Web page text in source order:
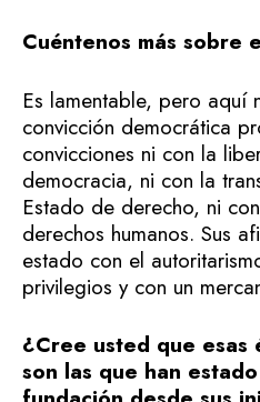
Cuéntenos más sobre
Es lamentable, pero aquí
convicción democrática
convicciones ni con la
democracia, ni con la
Estado de derecho, ni
derechos humanos. Sus
estado con el
privilegios y con un
¿Cree usted que esas
son las que han